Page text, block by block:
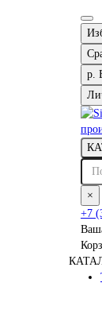
р.
×
+7